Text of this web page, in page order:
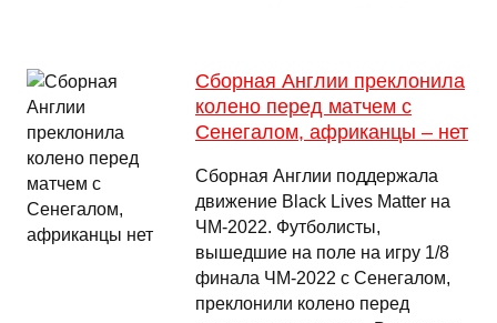
Сборная Англии преклонила
колено перед матчем с
Сенегалом, африканцы – нет
Сборная Англии поддержала
движение Black Lives Matter на
ЧМ-2022. Футболисты,
вышедшие на поле на игру 1/8
финала ЧМ-2022 с Сенегалом,
преклонили колено перед